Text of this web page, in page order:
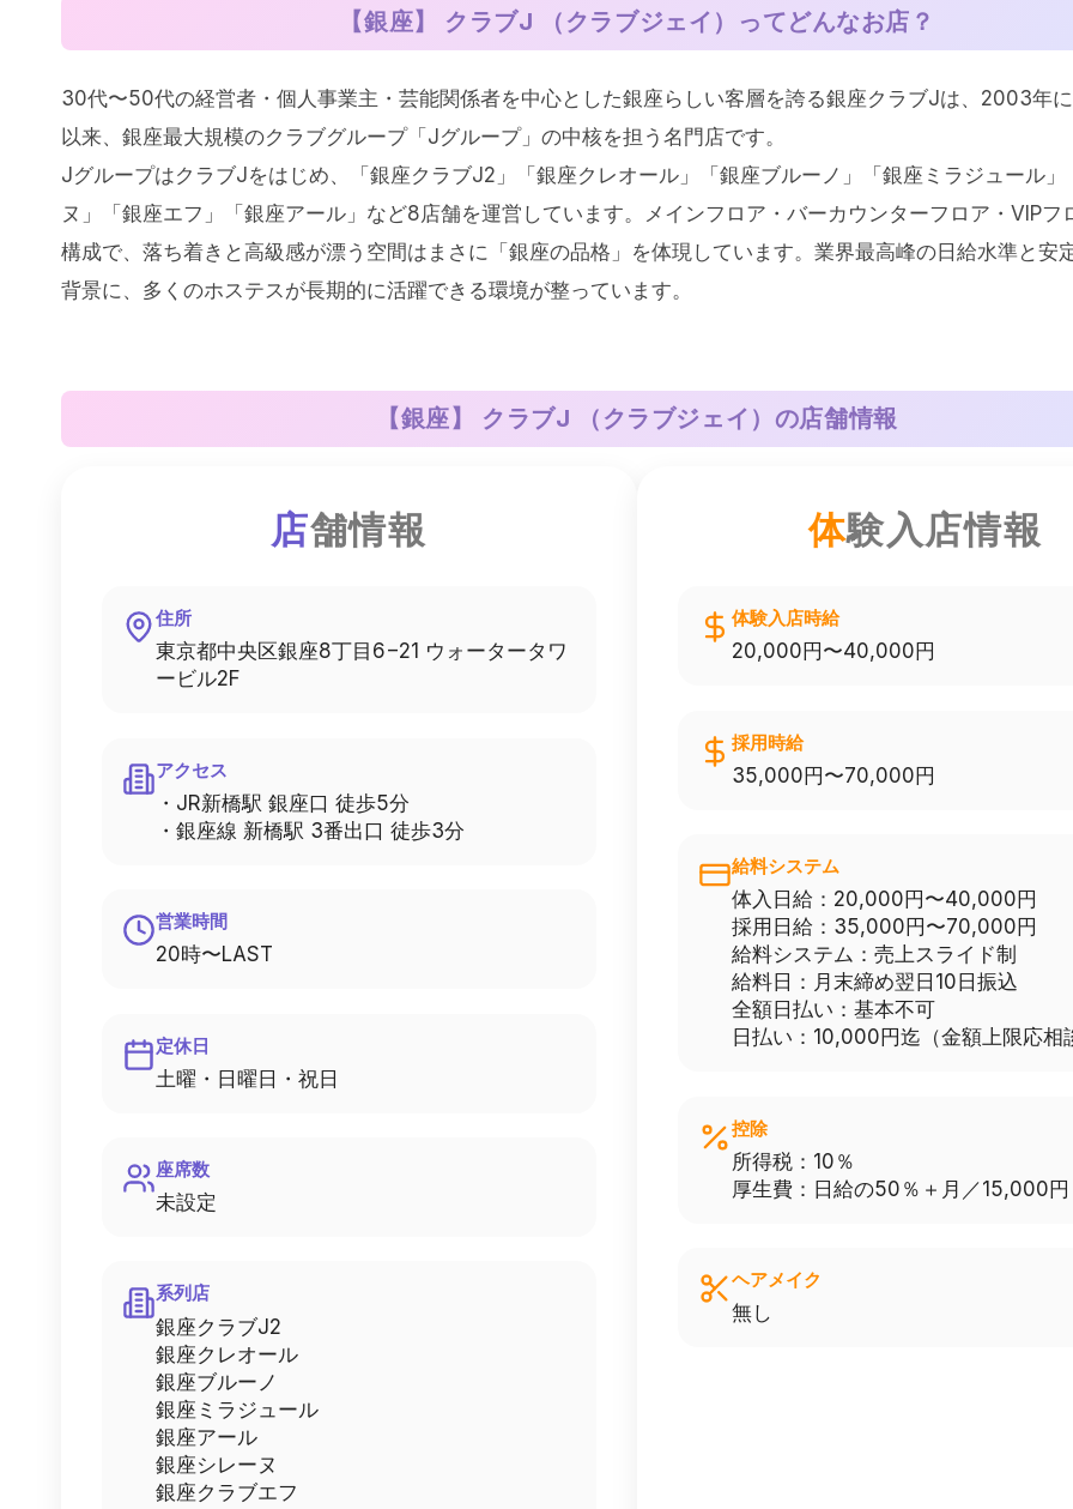
【銀座】 クラブJ （クラブジェイ） ってどんなお店？
30代〜50代の経営者・個人事業主・芸能関係者を中心とした銀座らしい客層を誇る銀座クラブJは、2003年
以来、銀座最大規模のクラブグループ「Jグループ」の中核を担う名門店です。
JグループはクラブJをはじめ、「銀座クラブJ2」「銀座クレオール」「銀座ブルーノ」「銀座ミラジュール」
ヌ」「銀座エフ」「銀座アール」など8店舗を運営しています。メインフロア・バーカウンターフロア・VIPフ
構成で、落ち着きと高級感が漂う空間はまさに「銀座の品格」を体現しています。業界最高峰の日給水準と安
背景に、多くのホステスが長期的に活躍できる環境が整っています。
【銀座】 クラブJ （クラブジェイ） の店舗情報
店舗情報
住所
東京都中央区銀座8丁目6−21 ウォータータワ
ービル2F
アクセス
・JR新橋駅 銀座口 徒歩5分
・銀座線 新橋駅 3番出口 徒歩3分
営業時間
20時〜LAST
定休日
土曜・日曜日・祝日
座席数
未設定
系列店
銀座クラブJ2
銀座クレオール
銀座ブルーノ
銀座ミラジュール
銀座アール
銀座シレーヌ
銀座クラブエフ
体験入店情報
体験入店時給
20,000円〜40,000円
採用時給
35,000円〜70,000円
給料システム
体入日給：20,000円〜40,000円
採用日給：35,000円〜70,000円
給料システム：売上スライド制
給料日：月末締め翌日10日振込
全額日払い：基本不可
日払い：10,000円迄（金額上限応相
控除
所得税：10％
厚生費：日給の50％＋月／15,000円
ヘアメイク
無し